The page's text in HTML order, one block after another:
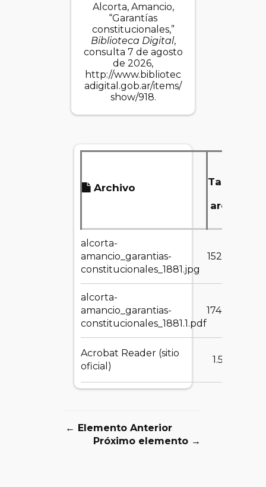
Alcorta, Amancio,
“Garantías
constitucionales,”
Biblioteca Digital,
consulta 7 de agosto
de 2026,
http://www.bibliotec
adigital.gob.ar/items/
show/918.
Archivo
Tamaño
archivo
alcorta-
amancio_garantias-
constitucionales_1881.jpg
152.03 KB
alcorta-
amancio_garantias-
constitucionales_1881.1.pdf
174.63 MB
Acrobat Reader (sitio
oficial)
1.55 MB
← Elemento Anterior
Próximo elemento →